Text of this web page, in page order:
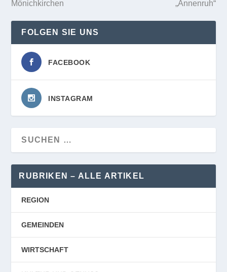
Mönichkirchen „Annenruh“
FOLGEN SIE UNS
FACEBOOK
INSTAGRAM
RUBRIKEN – ALLE ARTIKEL
REGION
GEMEINDEN
WIRTSCHAFT